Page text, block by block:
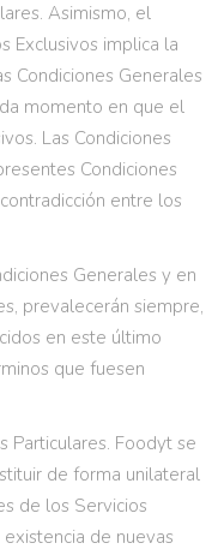
Asimismo, el
Exclusivos implica la
Condiciones Generales
momento en que el
Las Condiciones
Condiciones
entre los
Generales y en
prevalecerán siempre,
en este último
que fuesen
Particulares. Foodyt se
de forma unilateral
de los Servicios
de nuevas